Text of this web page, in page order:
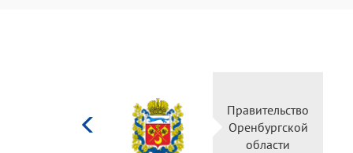
культуры
Российской
Правительство
Оренбургской
области